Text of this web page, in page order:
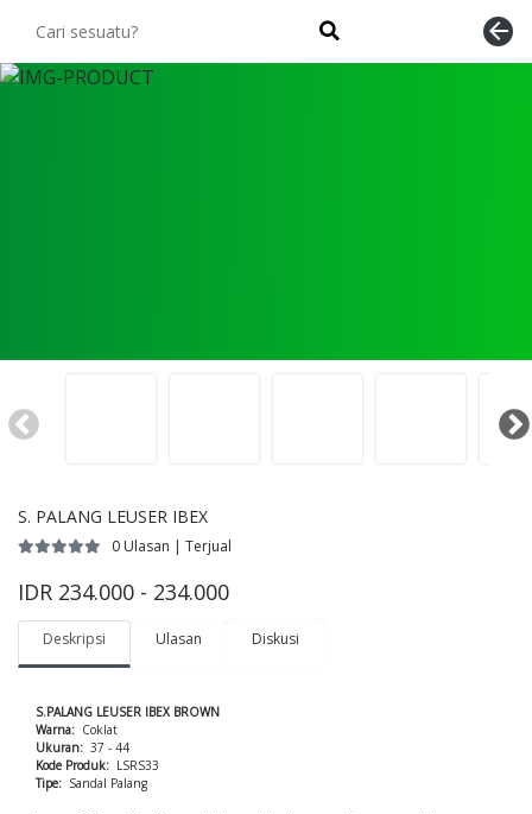
arrow_back
S. PALANG LEUSER IBEX
0 Ulasan | Terjual
IDR 234.000 - 234.000
Deskripsi Ulasan Diskusi
S.PALANG LEUSER IBEX BROWN
Warna: Coklat
Ukuran: 37 - 44
Kode Produk: LSRS33
Tipe: Sandal Palang